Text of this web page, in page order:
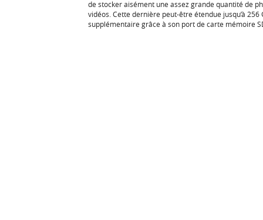
de stocker aisément une assez grande quantité de
vidéos. Cette dernière peut-être étendue jusqu’à 256
supplémentaire grâce à son port de carte mémoire